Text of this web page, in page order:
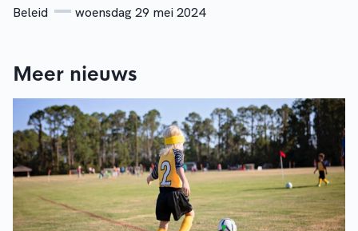
Beleid woensdag 29 mei 2024
Meer nieuws